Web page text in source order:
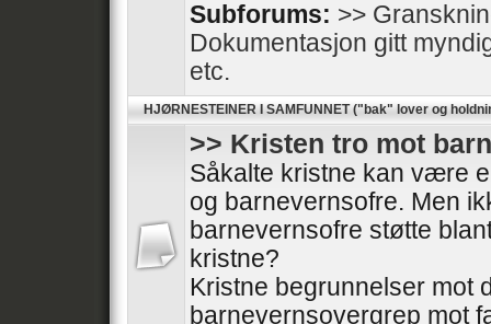
Subforums: >>
Dokumentasjon gitt
etc.
HJØRNESTEINER I SAMFUNNET ("bak" lover og
>> Kristen tro mot
Såkalte kristne kan være
og barnevernsofre. Men
barnevernsofre støtte
kristne?
Kristne begrunnelser mot
barnevernsovergrep mot